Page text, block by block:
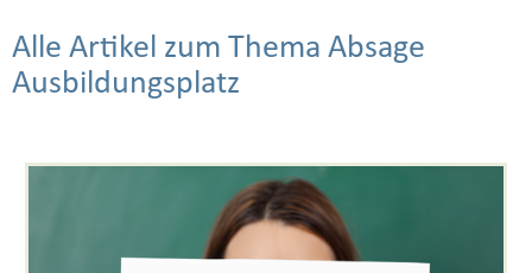
Alle Artikel zum Thema Absage
Ausbildungsplatz